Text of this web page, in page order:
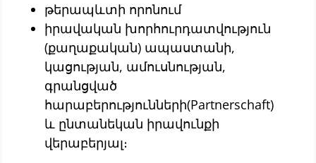
թերապևտի որոնում
իրավական խորհուրդատվություն
(քաղաքական) ապաստանի,
կացության, ամուսնության,
գրանցված
հարաբերությունների(Partnerschaft)
և ընտանեկան իրավունքի
վերաբերյալ։